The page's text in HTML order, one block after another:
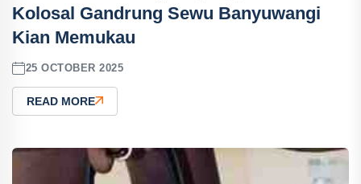
Kolosal Gandrung Sewu Banyuwangi
Kian Memukau
25 OCTOBER 2025
READ MORE